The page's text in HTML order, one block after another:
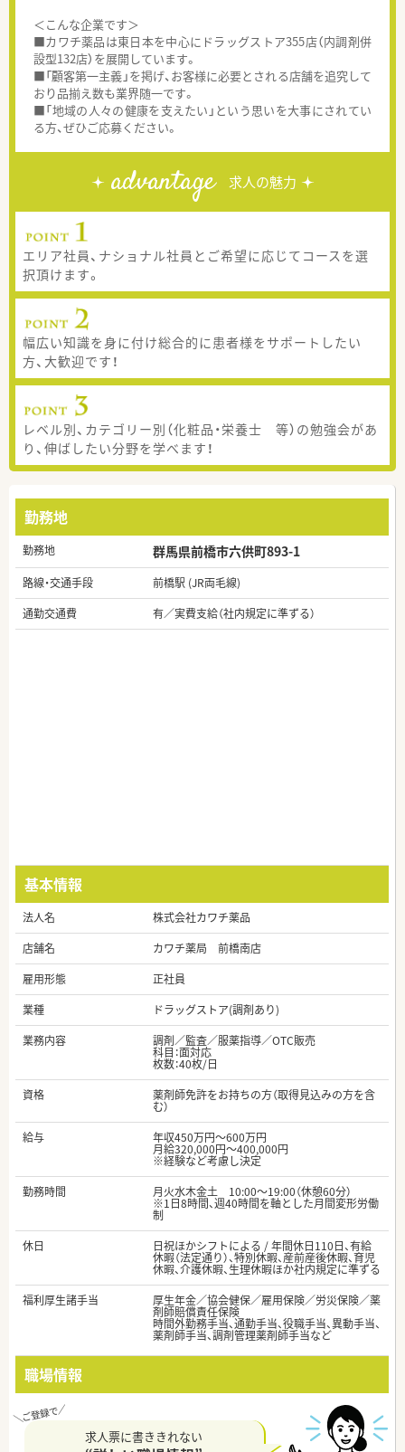
＜こんな企業です＞
■カワチ薬品は東日本を中心にドラッグストア355店（内調剤併
設型132店）を展開しています。
■「顧客第一主義」を掲げ、お客様に必要とされる店舗を追究して
おり品揃え数も業界随一です。
■「地域の人々の健康を支えたい」という思いを大事にされてい
る方、ぜひご応募ください。
advantage 求人の魅力
エリア社員、ナショナル社員とご希望に応じてコースを選
択頂けます。
幅広い知識を身に付け総合的に患者様をサポートしたい
方、大歓迎です！
レベル別、カテゴリー別（化粧品・栄養士 等）の勉強会があ
り、伸ばしたい分野を学べます！
勤務地
勤務地 群馬県前橋市六供町893-1
路線・交通手段
前橋駅 (JR両毛線)
通勤交通費
有／実費支給（社内規定に準ずる）
基本情報
法人名
株式会社カワチ薬品
店舗名
カワチ薬局 前橋南店
雇用形態
正社員
業種
ドラッグストア(調剤あり)
業務内容
調剤／監査／服薬指導／OTC販売
科目：面対応
枚数：40枚/日
資格
薬剤師免許をお持ちの方（取得見込みの方を含
む）
給与
年収450万円～600万円
月給320,000円～400,000円
※経験など考慮し決定
勤務時間
月火水木金土 10:00～19:00（休憩60分）
※1日8時間、週40時間を軸とした月間変形労働
制
休日
日祝ほかシフトによる / 年間休日110日、有給
休暇（法定通り）、特別休暇、産前産後休暇、育児
休暇、介護休暇、生理休暇ほか社内規定に準ずる
福利厚生諸手当
厚生年金／協会健保／雇用保険／労災保険／薬
剤師賠償責任保険
時間外勤務手当、通勤手当、役職手当、異動手当、
薬剤師手当、調剤管理薬剤師手当など
職場情報
求人票に書ききれない